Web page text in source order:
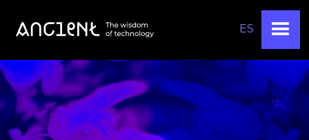
ES